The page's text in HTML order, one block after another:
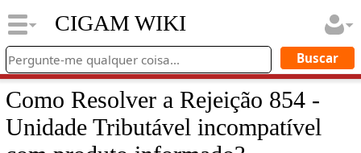
CIGAM WIKI
Como Resolver a Rejeição 854 -
Unidade Tributável incompatível